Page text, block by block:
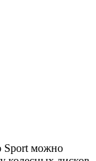
Sport можно